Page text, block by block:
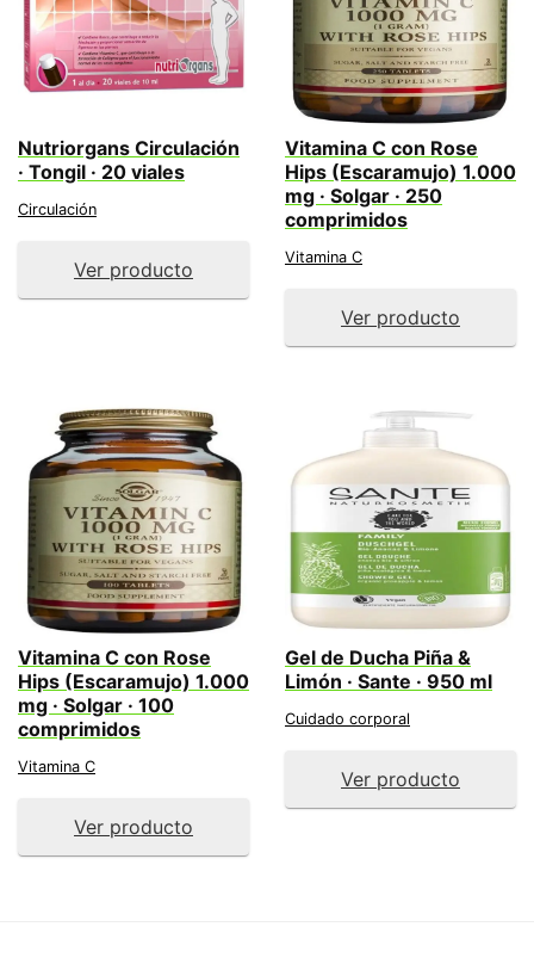
Nutriorgans Circulación
· Tongil · 20 viales
Circulación
Ver producto
Vitamina C con Rose
Hips (Escaramujo) 1.000
mg · Solgar · 250
comprimidos
Vitamina C
Ver producto
Vitamina C con Rose
Hips (Escaramujo) 1.000
mg · Solgar · 100
comprimidos
Vitamina C
Ver producto
Gel de Ducha Piña &
Limón · Sante · 950 ml
Cuidado corporal
Ver producto